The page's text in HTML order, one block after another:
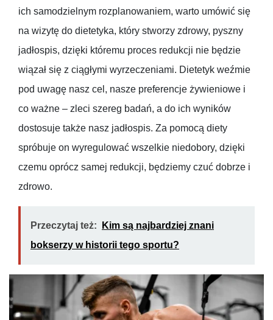
ich samodzielnym rozplanowaniem, warto umówić się
na wizytę do dietetyka, który stworzy zdrowy, pyszny
jadłospis, dzięki któremu proces redukcji nie będzie
wiązał się z ciągłymi wyrzeczeniami. Dietetyk weźmie
pod uwagę nasz cel, nasze preferencje żywieniowe i
co ważne – zleci szereg badań, a do ich wyników
dostosuje także nasz jadłospis. Za pomocą diety
spróbuje on wyregulować wszelkie niedobory, dzięki
czemu oprócz samej redukcji, będziemy czuć dobrze i
zdrowo.
Przeczytaj też:
Kim są najbardziej znani
bokserzy w historii tego sportu?